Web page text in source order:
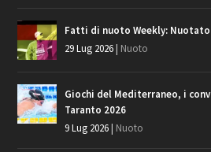
Fatti di nuoto Weekly:
29 Lug 2026| Nuoto
Giochi del Mediterraneo, i
Taranto 2026
9 Lug 2026| Nuoto